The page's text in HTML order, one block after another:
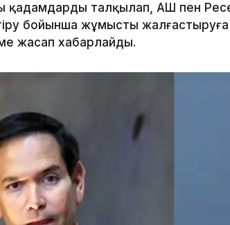
қадамдарды талқылап, АҚШ пен
бойынша жұмысты жалғастыруға
жасап хабарлайды.